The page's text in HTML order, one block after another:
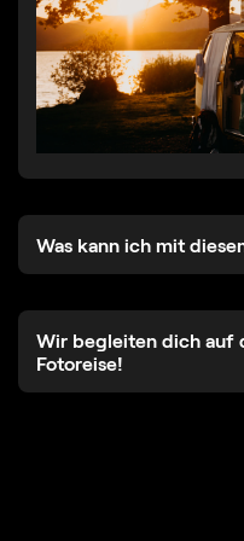
Was kann ich mit
Wir begleiten dich auf
Fotoreise!